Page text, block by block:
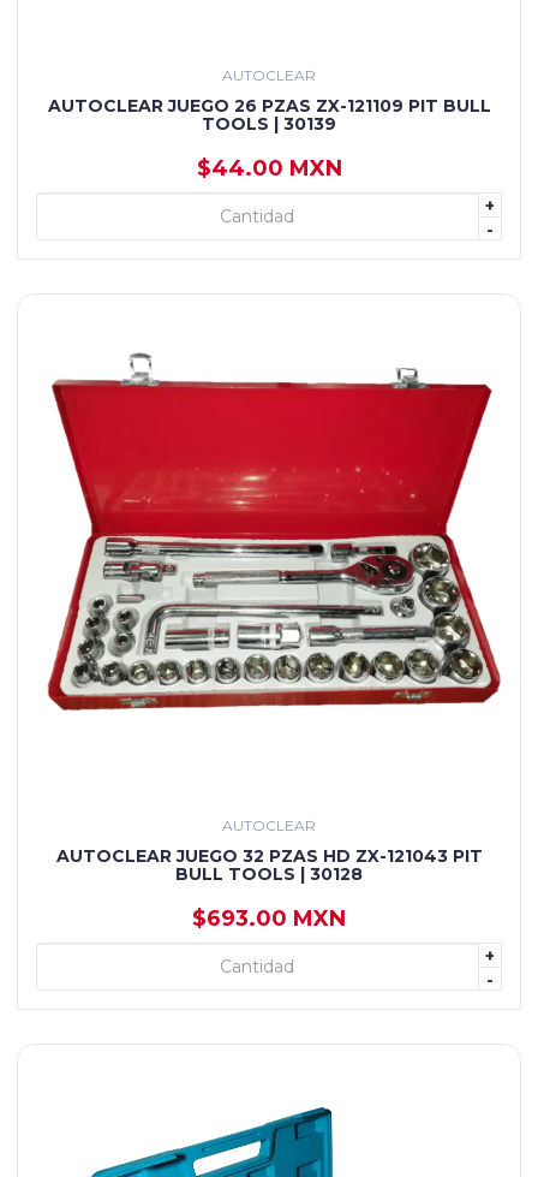
AUTOCLEAR
AUTOCLEAR JUEGO 26 PZAS ZX-121109 PIT BULL
TOOLS | 30139
$44.00 MXN
+
-
+ AGREGAR
AUTOCLEAR
AUTOCLEAR JUEGO 32 PZAS HD ZX-121043 PIT
BULL TOOLS | 30128
$693.00 MXN
+
-
+ AGREGAR